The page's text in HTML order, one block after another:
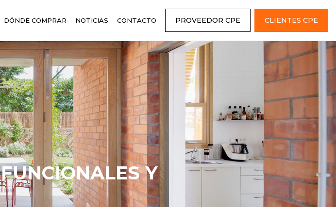
DÓNDE COMPRAR NOTICIAS CONTACTO PROVEEDOR CPE CLIENTES CPE
Y